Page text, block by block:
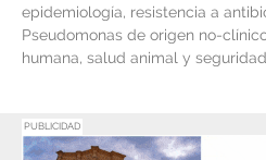
epidemiología, resistencia a
Pseudomonas de origen no-
humana, salud animal y
PUBLICIDAD